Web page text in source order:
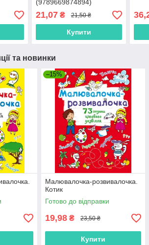
(9789669874894)
21,07₴ 21,50 ₴
Купити
та новинки
–15%
Малювалочка-розвивалочка.
Котик
Готово до відправки
19,98 ₴ 23,50 ₴
Купити